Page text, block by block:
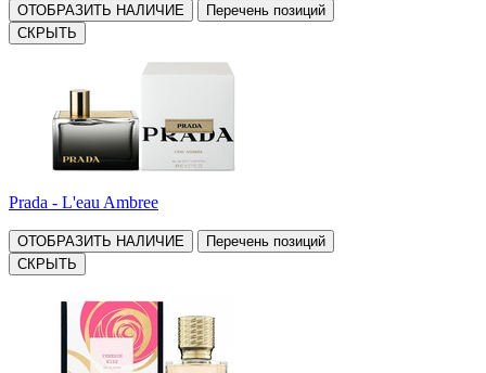
ОТОБРАЗИТЬ НАЛИЧИЕ
Перечень позиций
СКРЫТЬ
Prada - L'eau Ambree
ОТОБРАЗИТЬ НАЛИЧИЕ
Перечень позиций
СКРЫТЬ